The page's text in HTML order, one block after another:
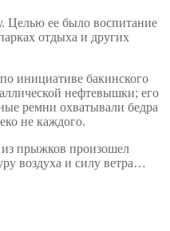
Целью ее было воспитание
отдыха и других
инициативе бакинского
нефтевышки; его
ремни охватывали бедра
не каждого.
из прыжков произошел
воздуха и силу ветра…